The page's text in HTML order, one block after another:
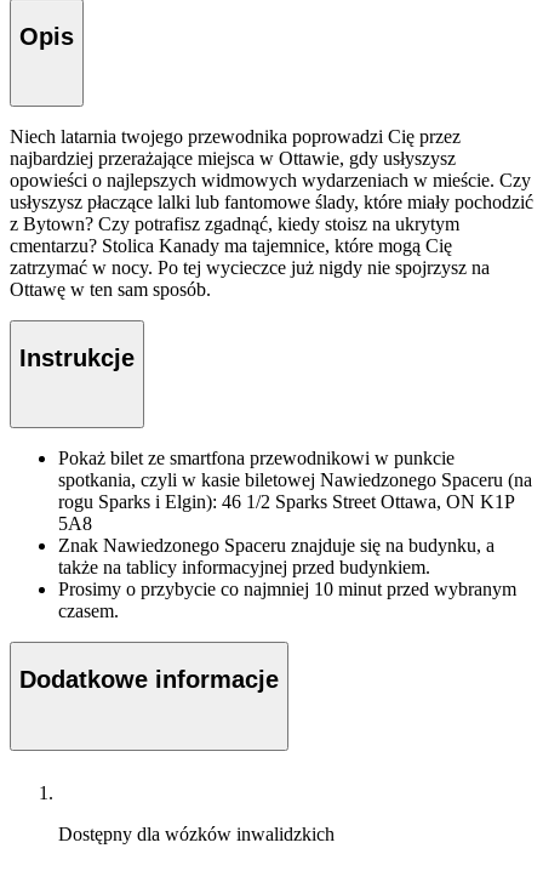
Opis
Niech latarnia twojego przewodnika poprowadzi Cię przez
najbardziej przerażające miejsca w Ottawie, gdy usłyszysz
opowieści o najlepszych widmowych wydarzeniach w mieście. Czy
usłyszysz płaczące lalki lub fantomowe ślady, które miały pochodzić
z Bytown? Czy potrafisz zgadnąć, kiedy stoisz na ukrytym
cmentarzu? Stolica Kanady ma tajemnice, które mogą Cię
zatrzymać w nocy. Po tej wycieczce już nigdy nie spojrzysz na
Ottawę w ten sam sposób.
Instrukcje
Pokaż bilet ze smartfona przewodnikowi w punkcie
spotkania, czyli w kasie biletowej Nawiedzonego Spaceru (na
rogu Sparks i Elgin): 46 1/2 Sparks Street Ottawa, ON K1P
5A8
Znak Nawiedzonego Spaceru znajduje się na budynku, a
także na tablicy informacyjnej przed budynkiem.
Prosimy o przybycie co najmniej 10 minut przed wybranym
czasem.
Dodatkowe informacje
Dostępny dla wózków inwalidzkich